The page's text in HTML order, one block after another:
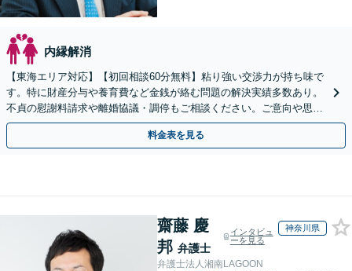
内縁解消
【東海エリア対応】【初回相談60分無料】粘り強い交渉力が持ち味で
す。特に財産分与や養育費など金銭が絡む問題の解決実績多数あり。
不貞の慰謝料請求や離婚協議・調停もご相談ください。ご意向や思い
に寄り添いながら最善の解決を目指します／土日祝相談可
料金表を見る
齋藤 慶
邦 弁護士
インタビュ
ーを見る
神奈川県
弁護士法人湘南LAGOON